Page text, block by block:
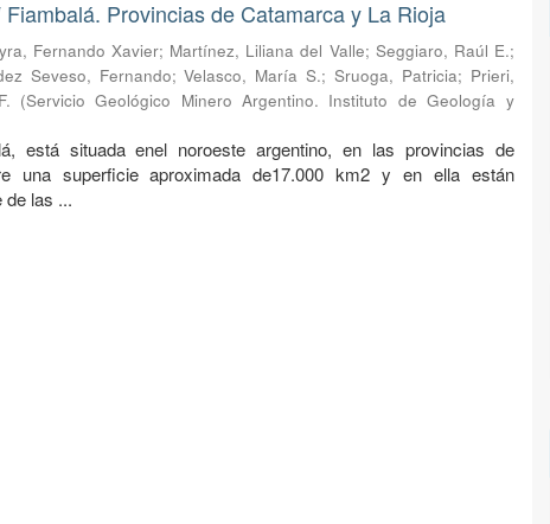
Provincias de Catamarca y La Rioja
Fernando Xavier; Martínez, Liliana del Valle; Seggiaro, Raúl E.;
Seveso, Fernando;Velasco, María S.; Sruoga, Patricia; Prieri,
(Servicio Geológico Minero Argentino. Instituto de Geología y
está situada enel noroeste argentino, en las provincias de
una superficie aproximada de17.000 km2 y en ella están
de las ...